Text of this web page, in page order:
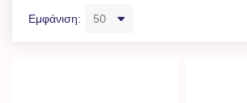
Εμφάνιση: